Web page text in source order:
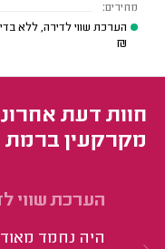
מחירים:
הערכת שווי לדירה, ללא
₪
חוות דעת
מקרקעין ברמת
הערכת שווי
היה נחמד